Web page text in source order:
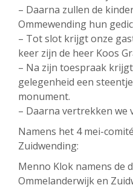
– Daarna zullen de
Ommewending hun
– Tot slot krijgt onze
keer zijn de heer Koos
– Na zijn toespraak
gelegenheid een
monument.
– Daarna vertrekken we
Namens het 4 mei-
Zuidwending:
Menno Klok namens de
Ommelanderwijk en